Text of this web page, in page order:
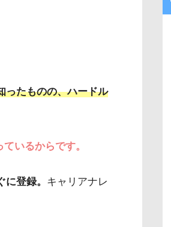
ったものの、ハードル
いるからです。
登録。 キャリアナレ